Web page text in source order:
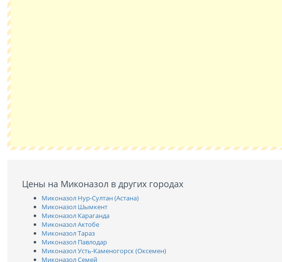
Цены на Миконазол в других городах
Миконазол Нур-Султан (Астана)
Миконазол Шымкент
Миконазол Караганда
Миконазол Актобе
Миконазол Тараз
Миконазол Павлодар
Миконазол Усть-Каменогорск (Оксемен)
Миконазол Семей